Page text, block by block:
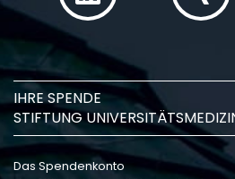
IHRE SPENDE
STIFTUNG
Das Spendenkonto